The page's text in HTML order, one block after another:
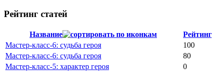
Рейтинг статей
Название
Рейтинг
Мастер-класс-6: судьба героя
100
Мастер-класс-6: судьба героя
80
Мастер-класс-5: характер героя
0